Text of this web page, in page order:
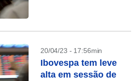
20/04/23 - 17:56min
Ibovespa tem leve
alta em sessão de